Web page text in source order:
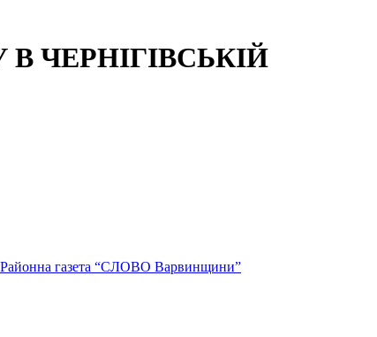
ЧЕРНІГІВСЬКІЙ
Районна газета “СЛОВО Варвинщини”